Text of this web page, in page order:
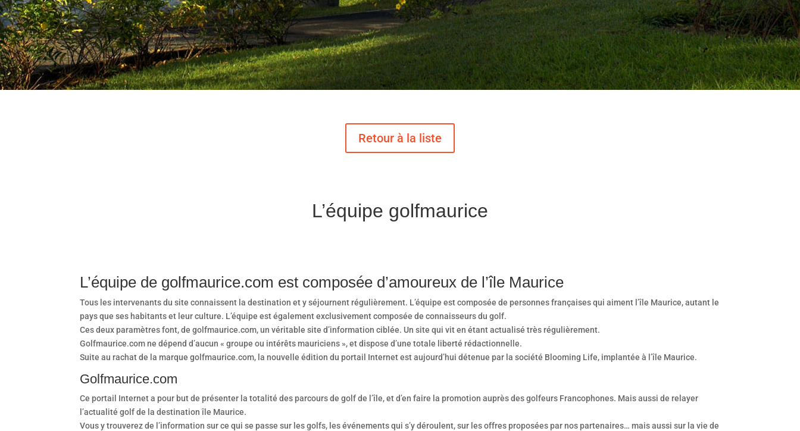
L’équipe golfmaurice
L’équipe de golfmaurice.com est composée d’amoureux de l’île Maurice
Tous les intervenants du site connaissent la destination et y séjournent régulièrement. L’équipe est composée de personnes françaises qui aiment l’île Maurice, autant le
pays que ses habitants et leur culture. L’équipe est également exclusivement composée de connaisseurs du golf.
Ces deux paramètres font, de golfmaurice.com, un véritable site d’information ciblée. Un site qui vit en étant actualisé très régulièrement.
Golfmaurice.com ne dépend d’aucun « groupe ou intérêts mauriciens », et dispose d’une totale liberté rédactionnelle.
Suite au rachat de la marque golfmaurice.com, la nouvelle édition du portail Internet est aujourd’hui détenue par la société Blooming Life, implantée à l’île Maurice.
Golfmaurice.com
Ce portail Internet a pour but de présenter la totalité des parcours de golf de l’île, et d’en faire la promotion auprès des golfeurs Francophones. Mais aussi de relayer
l’actualité golf de la destination île Maurice.
Vous y trouverez de l’information sur ce qui se passe sur les golfs, les événements qui s’y déroulent, sur les offres proposées par nos partenaires… mais aussi sur la vie de